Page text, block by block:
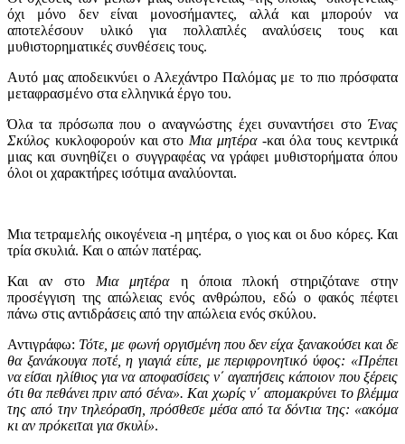
όχι μόνο δεν είναι μονοσήμαντες, αλλά και μπορούν να
αποτελέσουν υλικό για πολλαπλές αναλύσεις τους και
μυθιστορηματικές συνθέσεις τους.
Αυτό μας αποδεικνύει ο Αλεχάντρο Παλόμας με το πιο πρόσφατα
μεταφρασμένο στα ελληνικά έργο του.
Όλα τα πρόσωπα που ο αναγνώστης έχει συναντήσει στο Ένας
Σκύλος κυκλοφορούν και στο Μια μητέρα-και όλα τους κεντρικά
μιας και συνηθίζει ο συγγραφέας να γράφει μυθιστορήματα όπου
όλοι οι χαρακτήρες ισότιμα αναλύονται.
Μια τετραμελής οικογένεια -η μητέρα, ο γιος και οι δυο κόρες. Και
τρία σκυλιά. Και ο απών πατέρας.
Και αν στο Μια μητέραη όποια πλοκή στηριζότανε στην
προσέγγιση της απώλειας ενός ανθρώπου, εδώ ο φακός πέφτει
πάνω στις αντιδράσεις από την απώλεια ενός σκύλου.
Αντιγράφω: Τότε, με φωνή οργισμένη που δεν είχα ξανακούσει και δε
θα ξανάκουγα ποτέ, η γιαγιά είπε, με περιφρονητικό ύφος: «Πρέπει
να είσαι ηλίθιος για να αποφασίσεις ν΄ αγαπήσεις κάποιον που ξέρεις
ότι θα πεθάνει πριν από σένα». Και χωρίς ν΄ απομακρύνει το βλέμμα
της από την τηλεόραση, πρόσθεσε μέσα από τα δόντια της: «ακόμα
κι αν πρόκειται για σκυλί».